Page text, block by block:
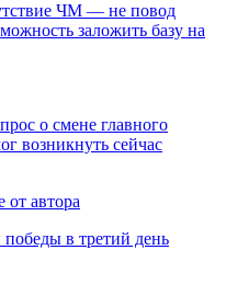
ЧМ — не повод
заложить базу на
о смене главного
возникнуть сейчас
от автора
в третий день